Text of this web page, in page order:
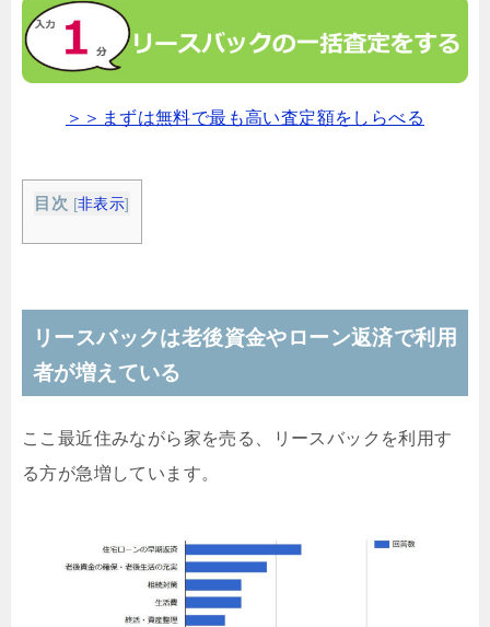
＞＞まずは無料で最も高い査定額をしらべる
目次 [非表示]
リースバックは老後資金やローン返済で利用
者が増えている
ここ最近住みながら家を売る、リースバックを利用す
る方が急増しています。